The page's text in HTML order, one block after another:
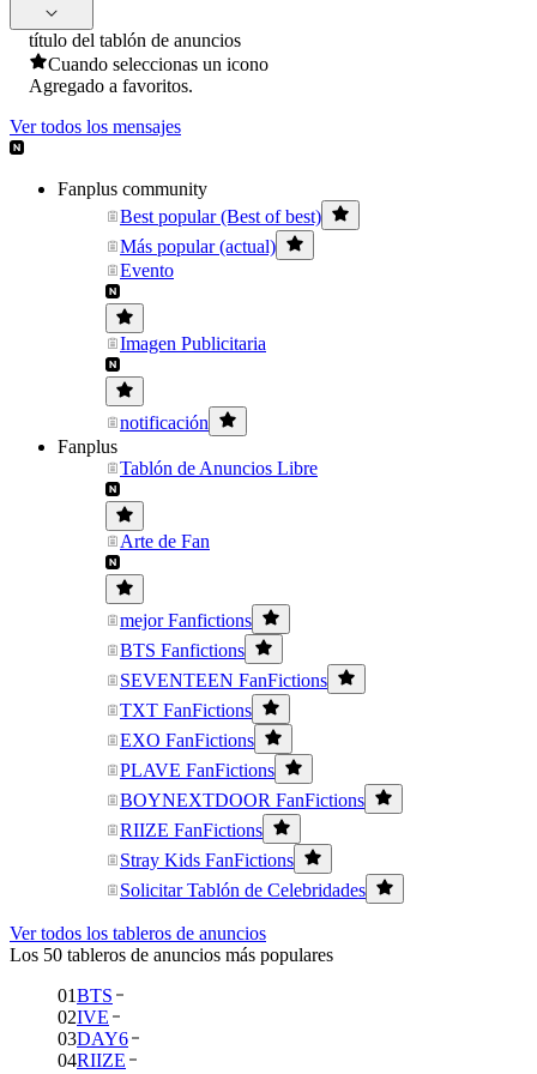
título del tablón de anuncios
Cuando seleccionas un icono
Agregado a favoritos.
Ver todos los mensajes
Fanplus community
Best popular (Best of best)
Más popular (actual)
Evento
Imagen Publicitaria
notificación
Fanplus
Tablón de Anuncios Libre
Arte de Fan
mejor Fanfictions
BTS Fanfictions
SEVENTEEN FanFictions
TXT FanFictions
EXO FanFictions
PLAVE FanFictions
BOYNEXTDOOR FanFictions
RIIZE FanFictions
Stray Kids FanFictions
Solicitar Tablón de Celebridades
Ver todos los tableros de anuncios
Los 50 tableros de anuncios más populares
01BTS
02IVE
03DAY6
04RIIZE